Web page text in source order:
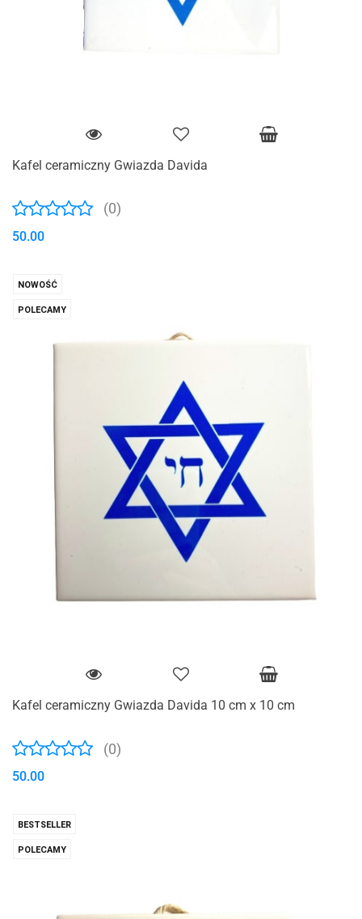
Kafel ceramiczny Gwiazda Davida
(0)
50.00
NOWOŚĆ
POLECAMY
Kafel ceramiczny Gwiazda Davida 10 cm x 10 cm
(0)
50.00
BESTSELLER
POLECAMY